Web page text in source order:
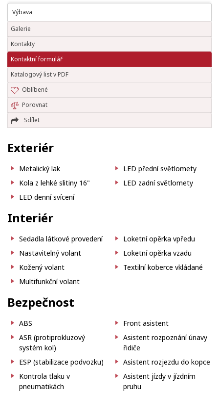
Výbava
Galerie
Kontakty
Kontaktní formulář
Katalogový list v PDF
Oblíbené
Porovnat
Sdílet
Exteriér
Metalický lak
Kola z lehké slitiny 16"
LED denní svícení
LED přední světlomety
LED zadní světlomety
Interiér
Sedadla látkové provedení
Nastavitelný volant
Kožený volant
Multifunkční volant
Loketní opěrka vpředu
Loketní opěrka vzadu
Textilní koberce vkládané
Bezpečnost
ABS
ASR (protiprokluzový
systém kol)
ESP (stabilizace podvozku)
Kontrola tlaku v
pneumatikách
Front asistent
Asistent rozpoznání únavy
řidiče
Asistent rozjezdu do kopce
Asistent jízdy v jízdním
pruhu